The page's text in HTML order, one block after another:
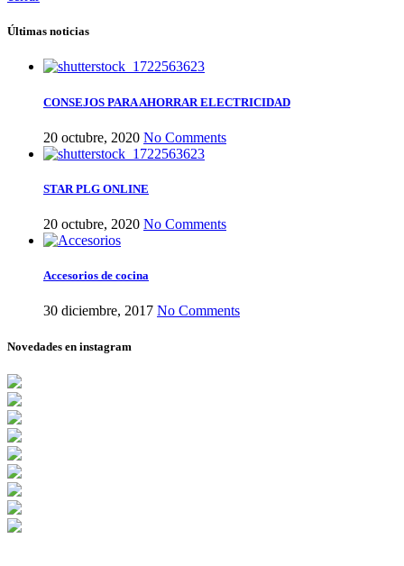
Últimas noticias
CONSEJOS PARA AHORRAR ELECTRICIDAD
20 octubre, 2020 No Comments
STAR PLG ONLINE
20 octubre, 2020 No Comments
Accesorios de cocina
30 diciembre, 2017 No Comments
Novedades en instagram